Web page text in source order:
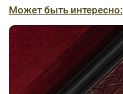
Может быть интересно: